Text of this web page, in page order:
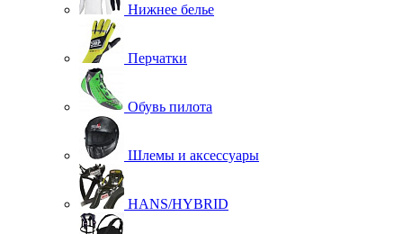
Нижнее белье
Перчатки
Обувь пилота
Шлемы и аксессуары
HANS/HYBRID